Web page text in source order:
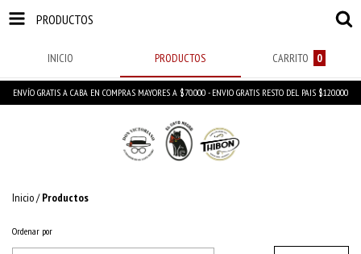
PRODUCTOS
INICIO PRODUCTOS CARRITO 0
ENVÍO GRATIS A CABA EN COMPRAS MAYORES A $70.000 - ENVIO GRATIS RESTO DEL PAIS $120.000
Inicio/ Productos
Ordenar por